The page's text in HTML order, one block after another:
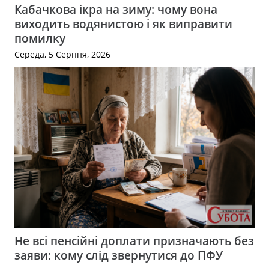
Кабачкова ікра на зиму: чому вона
виходить водянистою і як виправити
помилку
Середа, 5 Серпня, 2026
Не всі пенсійні доплати призначають без
заяви: кому слід звернутися до ПФУ